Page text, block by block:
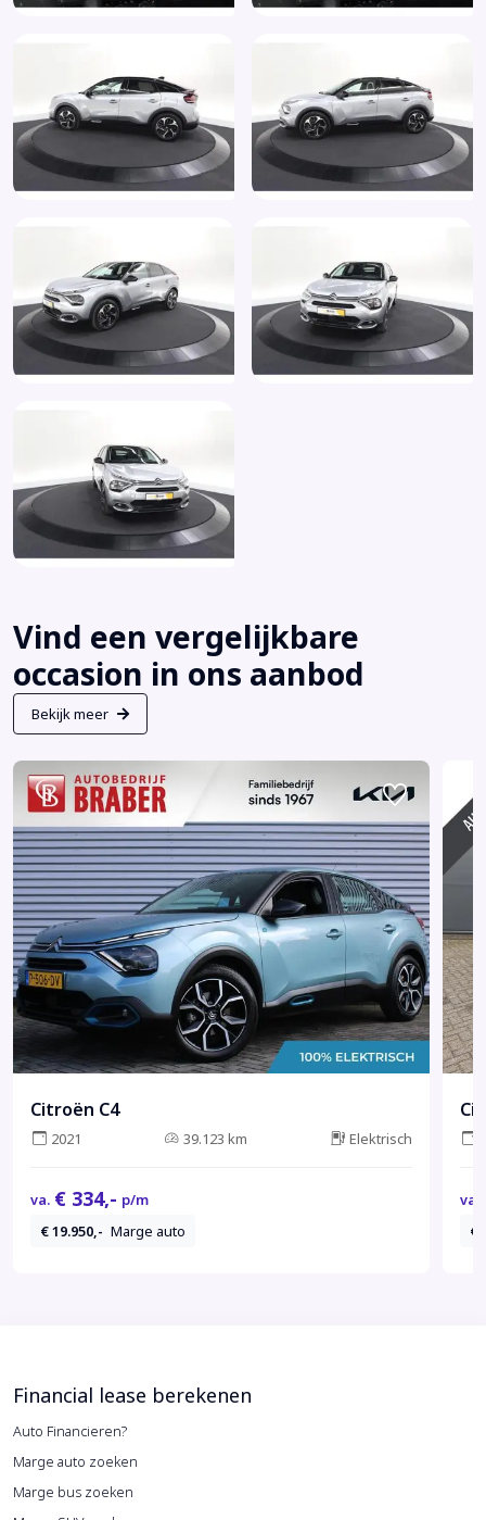
Vind een vergelijkbare
occasion in ons aanbod
Bekijk meer
Citroën C4
2021 39.123 km Elektrisch
va. € 334,- p/m
€ 19.950,- Marge auto
va.
€
Financial lease berekenen
Auto Financieren?
Marge auto zoeken
Marge bus zoeken